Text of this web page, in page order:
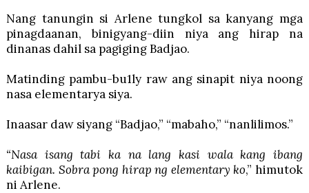
Nang tanungin si Arlene tungkol sa kanyang mga
pinagdaanan, binigyang-diin niya ang hirap na
dinanas dahil sa pagiging Badjao.
Matinding pambu-bu1ly raw ang sinapit niya noong
nasa elementarya siya.
Inaasar daw siyang “Badjao,” “mabaho,” “nanlilimos.”
“Nasa isang tabi ka na lang kasi wala kang ibang
kaibigan. Sobra pong hirap ng elementary ko,” himutok
ni Arlene.